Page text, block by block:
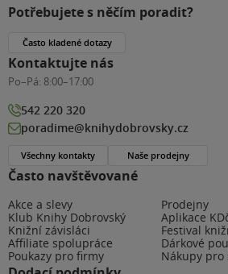
Často navštěvované
Akce a slevy
Prodejny
Klub Knihy Dobrovský
Aplikace
Knižní závisláci
Festival
Affiliate spolupráce
Dárkové
Poukazy pro firmy
Nákupy pro
Potřebujete s něčím poradit?
Často kladené dotazy
Kontaktujte nás
Po–Pá: 8:00–17:00
542 220 320
poradime@knihydobrovsky.cz
Všechny kontakty Naše prodejny